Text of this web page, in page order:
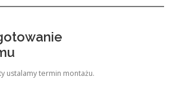
ustalamy termin montażu.